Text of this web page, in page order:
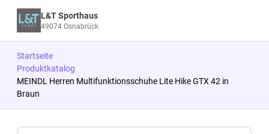
L&T Sporthaus
49074 Osnabrück
Startseite
Produktkatalog
MEINDL Herren Multifunktionsschuhe Lite Hike GTX 42 in
Braun